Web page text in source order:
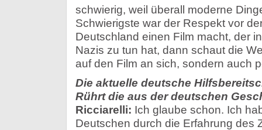
schwierig, weil überall moderne
Schwierigste war der Respekt vor
Deutschland einen Film macht, der
Nazis zu tun hat, dann schaut die
auf den Film an sich, sondern auch
Die aktuelle deutsche
Rührt die aus der deutschen
Ricciarelli: Ich glaube schon. Ich
Deutschen durch die Erfahrung des